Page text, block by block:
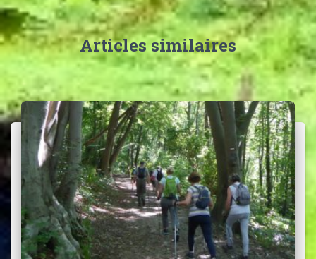
Articles similaires